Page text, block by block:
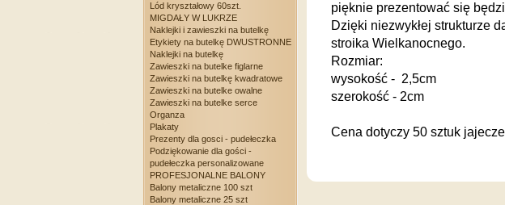
Lód kryształowy 60szt.
MIGDAŁY W LUKRZE
Naklejki i zawieszki na butelkę
Etykiety na butelkę DWUSTRONNE
Naklejki na butelkę
Zawieszki na butelke figlarne
Zawieszki na butelkę kwadratowe
Zawieszki na butelke owalne
Zawieszki na butelke serce
Organza
Plakaty
Prezenty dla gosci - pudełeczka
Podziękowanie dla gości -
pudełeczka personalizowane
PROFESJONALNE BALONY
Balony metaliczne 100 szt
Balony metaliczne 25 szt
pięknie prezentować się
Dzięki niezwykłej strukturze
stroika Wielkanocnego.
Rozmiar:
wysokość - 2,5cm
szerokość - 2cm
Cena dotyczy 50 sztuk